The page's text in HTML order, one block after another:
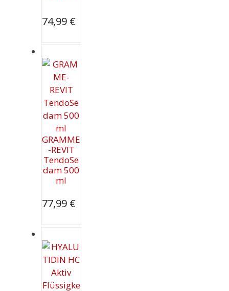
74,99 €
GRAMME
-REVIT
TendoSe
dam 500
ml
77,99 €